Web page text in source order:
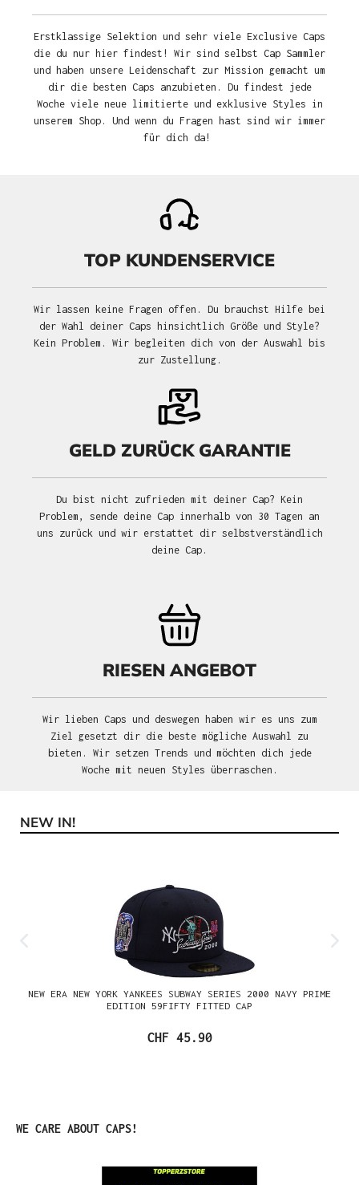
Erstklassige Selektion und sehr viele Exclusive Caps
die du nur hier findest! Wir sind selbst Cap Sammler
und haben unsere Leidenschaft zur Mission gemacht um
dir die besten Caps anzubieten. Du findest jede
Woche viele neue limitierte und exklusive Styles in
unserem Shop. Und wenn du Fragen hast sind wir immer
für dich da!
TOP KUNDENSERVICE
Wir lassen keine Fragen offen. Du brauchst Hilfe bei
der Wahl deiner Caps hinsichtlich Größe und Style?
Kein Problem. Wir begleiten dich von der Auswahl bis
zur Zustellung.
GELD ZURÜCK GARANTIE
Du bist nicht zufrieden mit deiner Cap? Kein
Problem, sende deine Cap innerhalb von 30 Tagen an
uns zurück und wir erstattet dir selbstverständlich
deine Cap.
RIESEN ANGEBOT
Wir lieben Caps und deswegen haben wir es uns zum
Ziel gesetzt dir die beste mögliche Auswahl zu
bieten. Wir setzen Trends und möchten dich jede
Woche mit neuen Styles überraschen.
Produktgalerie überspringen
NEW IN!
NEW ERA NEW YORK YANKEES SUBWAY SERIES 2000 NAVY PRIME
EDITION 59FIFTY FITTED CAP
CHF 45.90
Produktgalerie überspringen
WE CARE ABOUT CAPS!